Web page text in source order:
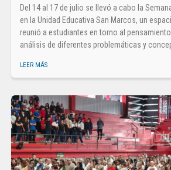
Del 14 al 17 de julio se llevó a cabo la
en la Unidad Educativa San Marcos, un
reunió a estudiantes en torno al
análisis de diferentes problemáticas y
LEER MÁS